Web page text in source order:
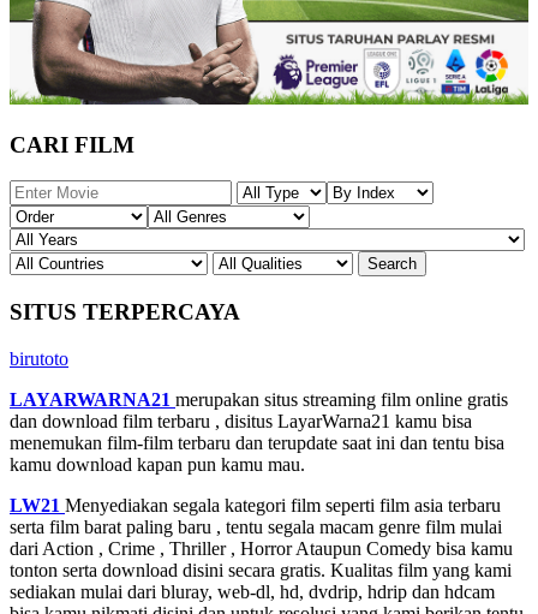
CARI FILM
SITUS TERPERCAYA
birutoto
LAYARWARNA21 merupakan situs streaming film online gratis
dan download film terbaru , disitus LayarWarna21 kamu bisa
menemukan film-film terbaru dan terupdate saat ini dan tentu bisa
kamu download kapan pun kamu mau.
LW21 Menyediakan segala kategori film seperti film asia terbaru
serta film barat paling baru , tentu segala macam genre film mulai
dari Action , Crime , Thriller , Horror Ataupun Comedy bisa kamu
tonton serta download disini secara gratis. Kualitas film yang kami
sediakan mulai dari bluray, web-dl, hd, dvdrip, hdrip dan hdcam